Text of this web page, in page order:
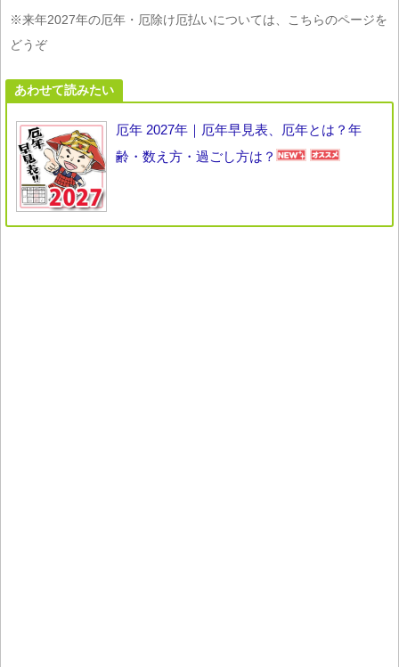
※来年2027年の厄年・厄除け厄払いについては、こちらのページを
どうぞ
あわせて読みたい
厄年 2027年｜厄年早見表、厄年とは？年
齢・数え方・過ごし方は？